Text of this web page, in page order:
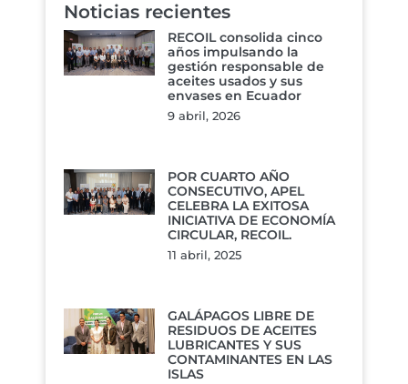
Noticias recientes
RECOIL consolida cinco
años impulsando la
gestión responsable de
aceites usados y sus
envases en Ecuador
9 abril, 2026
POR CUARTO AÑO
CONSECUTIVO, APEL
CELEBRA LA EXITOSA
INICIATIVA DE ECONOMÍA
CIRCULAR, RECOIL.
11 abril, 2025
GALÁPAGOS LIBRE DE
RESIDUOS DE ACEITES
LUBRICANTES Y SUS
CONTAMINANTES EN LAS
ISLAS